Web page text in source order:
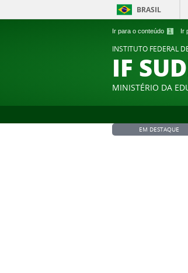
Ir para o conteúdo 1 Ir
BRASIL
INSTITUTO FEDERAL
IF
MINISTÉRIO DA
EM DESTAQUE